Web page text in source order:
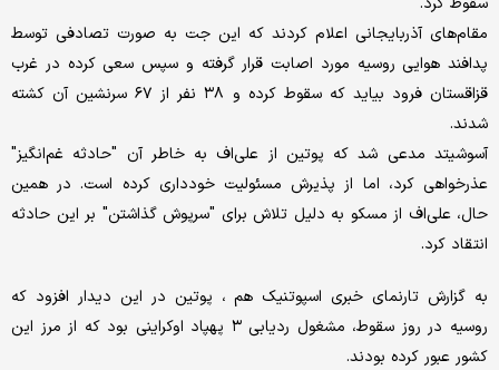
مقام‌های آذربایجانی اعلام کردند که این جت به صورت تصادفی توسط
پدافند هوایی روسیه مورد اصابت قرار گرفته و سپس سعی کرده در غرب
قزاقستان فرود بیاید که سقوط کرده و ۳۸ نفر از ۶۷ سرنشین آن کشته
شدند.
آسوشیتد مدعی شد که پوتین از علی‌اف به خاطر آن "حادثه غم‌انگیز"
عذرخواهی کرد، اما از پذیرش مسئولیت خودداری کرده است. در همین
حال، علی‌اف از مسکو به دلیل تلاش برای "سرپوش گذاشتن" بر این حادثه
انتقاد کرد.
به گزارش تارنمای خبری اسپوتنیک هم ، پوتین در این دیدار افزود که
روسیه در روز سقوط، مشغول ردیابی ۳ پهپاد اوکراینی بود که از مرز این
کشور عبور کرده بودند.